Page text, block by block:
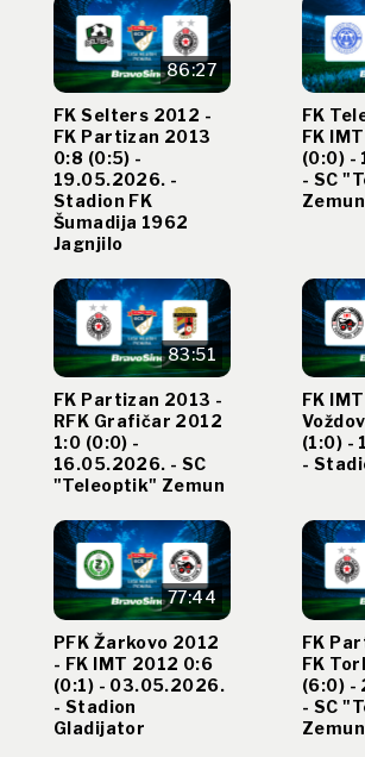
86:27
FK Selters 2012 -
FK Partizan 2013
0:8 (0:5) -
19.05.2026. -
Stadion FK
Šumadija 1962
Jagnjilo
FK
FK
(0:0) -
- SC
Zemun
83:51
FK Partizan 2013 -
RFK Grafičar 2012
1:0 (0:0) -
16.05.2026. - SC
"Teleoptik" Zemun
FK
(1:0) -
-
77:44
PFK Žarkovo 2012
- FK IMT 2012 0:6
(0:1) - 03.05.2026.
- Stadion
Gladijator
FK
FK
(6:0) -
- SC
Zemun